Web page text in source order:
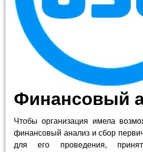
Финансовый
Чтобы организация имела
финансовый анализ и сбор
для его проведения,